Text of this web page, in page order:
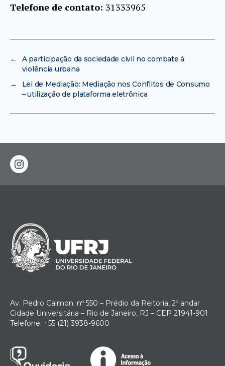
Telefone de contato: 31333965
←
A participação da sociedade civil no combate á
violência urbana
→
Lei de Mediação: Mediação nos Conflitos de Consumo
– utilização de plataforma eletrônica
instagram
Av. Pedro Calmon. nº 550 – Prédio da Reitoria, 2º andar
Cidade Universitária – Rio de Janeiro, RJ – CEP 21941-901
Telefone: +55 (21) 3938-9600